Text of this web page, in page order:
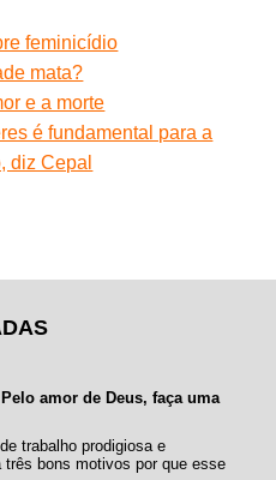
feminicídio
mata?
e a morte
é fundamental para a
diz Cepal
amor de Deus, faça uma
trabalho prodigiosa e
bons motivos por que esse